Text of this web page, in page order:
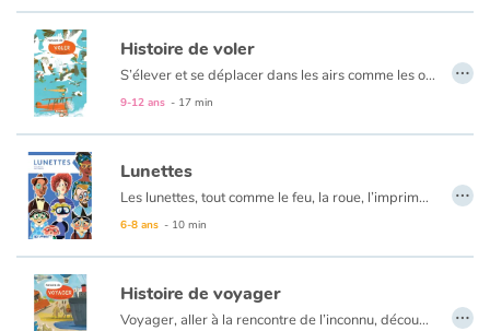
Histoire de voler
S’élever et se déplacer dans les airs comme les oiseaux, se libérer de la pesanteur terrestre et repousser les limites. Voler est un rêve aussi vieux que l’humanité. Un rêve devenu réalité grâce à des inventeurs de génie et des pilotes intrépides.
9-12 ans - 17 min
…
Lunettes
Les lunettes, tout comme le feu, la roue, l’imprimerie, le téléphone ou l’avion sont considérées comme l’une des plus grandes inventions de l’humanité ! Elles permettent de corriger nos défauts de vision et de se protéger du soleil ou de la poussière. Mais pour en arriver là, il a fallu des siècles de réflexion et d’inventions ! Ainsi, ce livre nous emmène à la découverte de l’évolution des lunettes : d’abord simple plaque ou boule de verre, elles deviendront des bésicles au XVe siècle et il faudra attendre 500 ans pour...
6-8 ans - 10 min
…
Histoire de voyager
Voyager, aller à la rencontre de l’inconnu, découvrir le monde, proche ou lointain. Se rendre compte qu’entre ici et là-bas, tout est à la fois différent et semblable. Mais depuis quand voyageons-nous ? Qu’est-ce qui pousse l’homme à explorer de nouveaux horizons pour finalement rentrer chez lui la tête pleine de couleurs ? Car de tout temps, les hommes, les animaux, les plantes et surtout les idées ont beaucoup circulé !!
…